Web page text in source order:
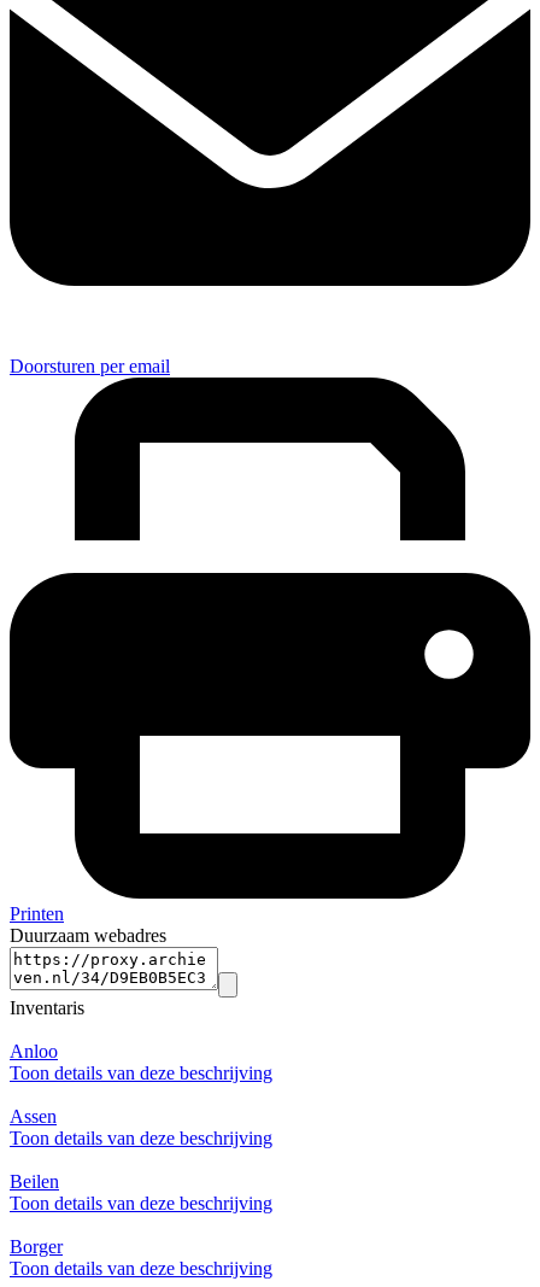
Doorsturen per email
Printen
Duurzaam webadres
Inventaris
Anloo
Toon details van deze beschrijving
Assen
Toon details van deze beschrijving
Beilen
Toon details van deze beschrijving
Borger
Toon details van deze beschrijving